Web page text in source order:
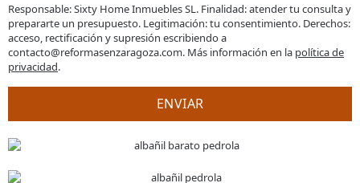
Responsable: Sixty Home Inmuebles SL. Finalidad: atender tu consulta y
prepararte un presupuesto. Legitimación: tu consentimiento. Derechos:
acceso, rectificación y supresión escribiendo a
contacto@reformasenzaragoza.com. Más información en la política de
privacidad.